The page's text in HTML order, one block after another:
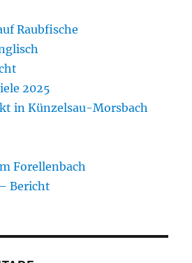
Raubfische
2025
in Künzelsau-Morsbach
Forellenbach
Bericht